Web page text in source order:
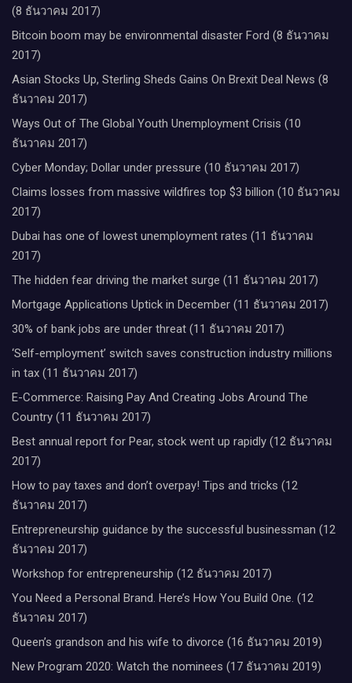
(8 ธันวาคม 2017)
Bitcoin boom may be environmental disaster Ford (8 ธันวาคม
2017)
Asian Stocks Up, Sterling Sheds Gains On Brexit Deal News (8
ธันวาคม 2017)
Ways Out of The Global Youth Unemployment Crisis (10
ธันวาคม 2017)
Cyber Monday; Dollar under pressure (10 ธันวาคม 2017)
Claims losses from massive wildfires top $3 billion (10 ธันวาคม
2017)
Dubai has one of lowest unemployment rates (11 ธันวาคม
2017)
The hidden fear driving the market surge (11 ธันวาคม 2017)
Mortgage Applications Uptick in December (11 ธันวาคม 2017)
30% of bank jobs are under threat (11 ธันวาคม 2017)
‘Self-employment’ switch saves construction industry millions
in tax (11 ธันวาคม 2017)
E-Commerce: Raising Pay And Creating Jobs Around The
Country (11 ธันวาคม 2017)
Best annual report for Pear, stock went up rapidly (12 ธันวาคม
2017)
How to pay taxes and don’t overpay! Tips and tricks (12
ธันวาคม 2017)
Entrepreneurship guidance by the successful businessman (12
ธันวาคม 2017)
Workshop for entrepreneurship (12 ธันวาคม 2017)
You Need a Personal Brand. Here’s How You Build One. (12
ธันวาคม 2017)
Queen’s grandson and his wife to divorce (16 ธันวาคม 2019)
New Program 2020: Watch the nominees (17 ธันวาคม 2019)